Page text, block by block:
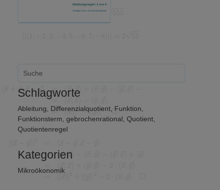
Schlagworte
Ableitung, Differenzialquotient, Funktion,
Funktionsterm, gebrochenrational, Quotient,
Quotientenregel
Kategorien
Mikroökonomik